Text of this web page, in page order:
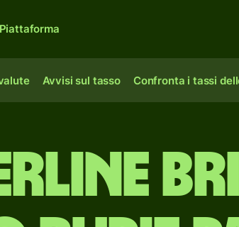
Avvisi sul tasso Confronta i tassi